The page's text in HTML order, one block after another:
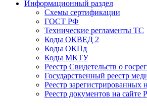
Информационный раздел
Схемы сертификации
ГОСТ РФ
Технические регламенты ТС
Коды ОКВЕД 2
Коды ОКПд
Коды МКТУ
Реестр Свидетельств о
Государственный реестр
Реестр зарегистрированных
Реестр документов на сайте